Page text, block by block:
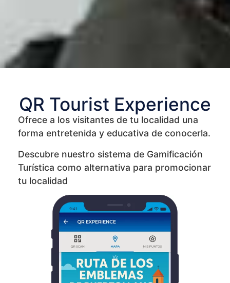
QR Tourist Experience
Ofrece a los visitantes de tu localidad una
forma entretenida y educativa de conocerla.
Descubre nuestro sistema de Gamificación
Turística como alternativa para promocionar
tu localidad